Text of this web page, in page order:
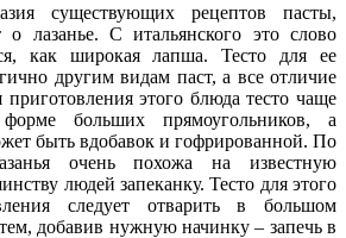
существующих рецептов пасты,
о лазанье. С итальянского это слово
как широкая лапша. Тесто для ее
другим видам паст, а все отличие
этого блюда тесто чаще
больших прямоугольников, а
быть вдобавок и гофрированной. По
очень похожа на известную
людей запеканку. Тесто для этого
следует отварить в большом
добавив нужную начинку – запечь в